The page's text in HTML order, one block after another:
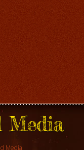
Media
Media